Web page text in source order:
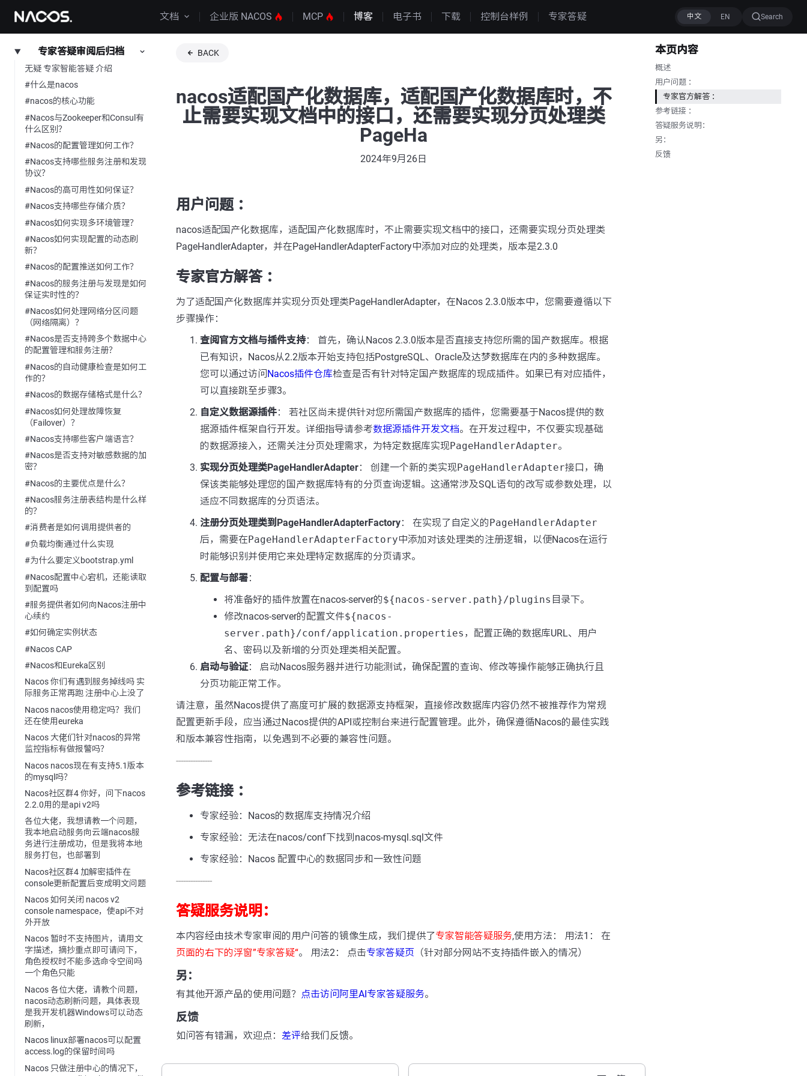
文档 企业版 NACOS MCP 博客 电子书 下载 控制台样例 专家答疑 Search
专家答疑审阅后归档
无疑 专家智能答疑 介绍
#什么是nacos
#nacos的核心功能
#Nacos与Zookeeper和Consul有
什么区别？
#Nacos的配置管理如何工作？
#Nacos支持哪些服务注册和发现
协议？
#Nacos的高可用性如何保证？
#Nacos支持哪些存储介质？
#Nacos如何实现多环境管理？
#Nacos如何实现配置的动态刷
新？
#Nacos的配置推送如何工作？
#Nacos的服务注册与发现是如何
保证实时性的？
#Nacos如何处理网络分区问题
（网络隔离）？
#Nacos是否支持跨多个数据中心
的配置管理和服务注册？
#Nacos的自动健康检查是如何工
作的？
#Nacos的数据存储格式是什么？
#Nacos如何处理故障恢复
（Failover）？
#Nacos支持哪些客户端语言？
#Nacos是否支持对敏感数据的加
密？
#Nacos的主要优点是什么？
#Nacos服务注册表结构是什么样
的？
#消费者是如何调用提供者的
#负载均衡通过什么实现
#为什么要定义bootstrap.yml
#Nacos配置中心宕机，还能读取
到配置吗
#服务提供者如何向Nacos注册中
心续约
#如何确定实例状态
#Nacos CAP
#Nacos和Eureka区别
Nacos 你们有遇到服务掉线吗 实
际服务正常再跑 注册中心上没了
Nacos nacos使用稳定吗？我们
还在使用eureka
Nacos 大佬们针对nacos的异常
监控指标有做报警吗？
Nacos nacos现在有支持5.1版本
的mysql吗？
Nacos社区群4 你好，问下nacos
2.2.0用的是api v2吗
各位大佬，我想请教一个问题，
我本地启动服务向云端nacos服
务进行注册成功，但是我将本地
服务打包，也部署到
Nacos社区群4 加解密插件在
console更新配置后变成明文问题
Nacos 如何关闭 nacos v2
console namespace，使api不对
外开放
Nacos 暂时不支持图片，请用文
字描述，摘抄重点即可请问下，
角色授权时不能多选命令空间吗
一个角色只能
Nacos 各位大佬，请教个问题，
nacos动态刷新问题，具体表现
是我开发机器Windows可以动态
刷新，
Nacos linux部署nacos可以配置
access.log的保留时间吗
Nacos 只做注册中心的情况下，
BACK
nacos适配国产化数据库，适配国产化数据库时，不
止需要实现文档中的接口，还需要实现分页处理类
PageHa
2024年9月26日
用户问题 ：
nacos适配国产化数据库，适配国产化数据库时，不止需要实现文档中的接口，还需要实现分页处理类
PageHandlerAdapter，并在PageHandlerAdapterFactory中添加对应的处理类，版本是2.3.0
专家官方解答 ：
为了适配国产化数据库并实现分页处理类PageHandlerAdapter，在Nacos 2.3.0版本中，您需要遵循以下
步骤操作：
查阅官方文档与插件支持： 首先，确认Nacos 2.3.0版本是否直接支持您所需的国产数据库。根据
已有知识，Nacos从2.2版本开始支持包括PostgreSQL、Oracle及达梦数据库在内的多种数据库。
您可以通过访问Nacos插件仓库检查是否有针对特定国产数据库的现成插件。如果已有对应插件，
可以直接跳至步骤3。
自定义数据源插件： 若社区尚未提供针对您所需国产数据库的插件，您需要基于Nacos提供的数
据源插件框架自行开发。详细指导请参考数据源插件开发文档。在开发过程中，不仅要实现基础
的数据源接入，还需关注分页处理需求，为特定数据库实现PageHandlerAdapter。
实现分页处理类PageHandlerAdapter： 创建一个新的类实现PageHandlerAdapter接口，确
保该类能够处理您的国产数据库特有的分页查询逻辑。这通常涉及SQL语句的改写或参数处理，以
适应不同数据库的分页语法。
注册分页处理类到PageHandlerAdapterFactory： 在实现了自定义的PageHandlerAdapter
后，需要在PageHandlerAdapterFactory中添加对该处理类的注册逻辑，以便Nacos在运行
时能够识别并使用它来处理特定数据库的分页请求。
配置与部署：
将准备好的插件放置在nacos-server的${nacos-server.path}/plugins 目录下。
修改nacos-server的配置文件${nacos-
server.path}/conf/application.properties ，配置正确的数据库URL、用户
名、密码以及新增的分页处理类相关配置。
启动与验证： 启动Nacos服务器并进行功能测试，确保配置的查询、修改等操作能够正确执行且
分页功能正常工作。
请注意，虽然Nacos提供了高度可扩展的数据源支持框架，直接修改数据库内容仍然不被推荐作为常规
配置更新手段，应当通过Nacos提供的API或控制台来进行配置管理。此外，确保遵循Nacos的最佳实践
和版本兼容性指南，以免遇到不必要的兼容性问题。
---------------
参考链接 ：
专家经验：Nacos的数据库支持情况介绍
专家经验：无法在nacos/conf下找到nacos-mysql.sql文件
专家经验：Nacos 配置中心的数据同步和一致性问题
---------------
答疑服务说明：
本内容经由技术专家审阅的用户问答的镜像生成，我们提供了专家智能答疑服务,使用方法： 用法1： 在
页面的右下的浮窗”专家答疑“。 用法2： 点击专家答疑页 （针对部分网站不支持插件嵌入的情况）
另：
有其他开源产品的使用问题？ 点击访问阿里AI专家答疑服务。
反馈
如问答有错漏，欢迎点： 差评给我们反馈。
本页内容
概述
用户问题 ：
专家官方解答 ：
参考链接 ：
答疑服务说明：
另：
反馈